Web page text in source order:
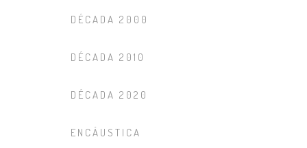
DÉCADA 2000
DÉCADA 2010
DÉCADA 2020
ENCÁUSTICA